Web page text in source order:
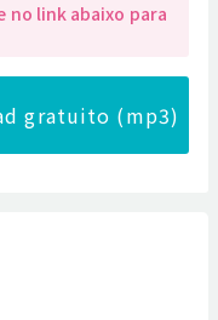
no link abaixo para
gratuito (mp3)